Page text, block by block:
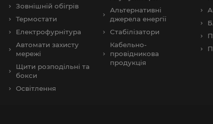
Зовнішнiй обігрів
Термостати
Електрофурнітура
Автомати захисту
мережі
Щити розподільні та
бокси
Освітлення
Альтернативні
джерела енергії
Стабілізатори
Кабельно-
провідникова
продукція